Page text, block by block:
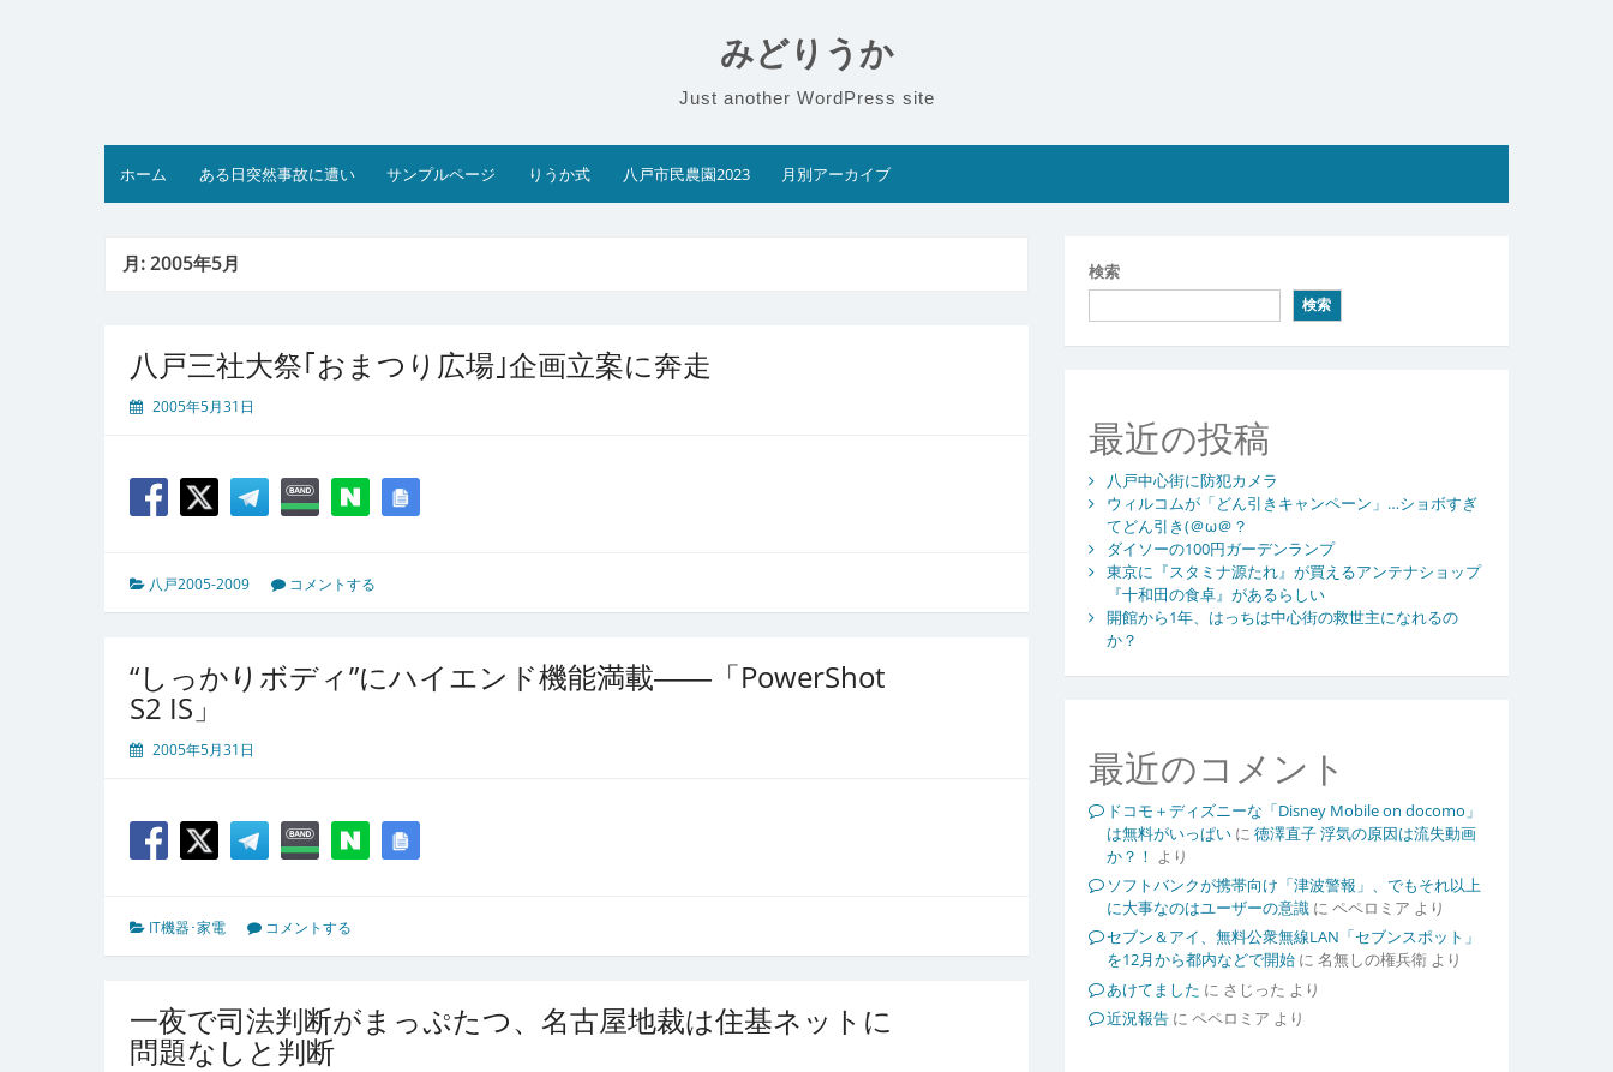
みどりうか
Just another WordPress site
ホーム ある日突然事故に遭い サンプルページ りうか式 八戸市民農園2023 月別アーカイブ
月:2005年5月
八戸三社大祭｢おまつり広場｣企画立案に奔走
2005年5月31日
八戸2005-2009 コメントする
“しっかりボディ”にハイエンド機能満載――「PowerShot
S2 IS」
2005年5月31日
IT機器･家電 コメントする
一夜で司法判断がまっぷたつ、名古屋地裁は住基ネットに
問題なしと判断
検索
検索
最近の投稿
八戸中心街に防犯カメラ
ウィルコムが「どん引きキャンペーン」…ショボすぎ
てどん引き(＠ω＠？
ダイソーの100円ガーデンランプ
東京に『スタミナ源たれ』が買えるアンテナショップ
『十和田の食卓』があるらしい
開館から1年、はっちは中心街の救世主になれるの
か？
最近のコメント
ドコモ＋ディズニーな「Disney Mobile on docomo」
は無料がいっぱいに 徳澤直子 浮気の原因は流失動画
か？！ より
ソフトバンクが携帯向け「津波警報」、でもそれ以上
に大事なのはユーザーの意識に ペペロミア より
セブン＆アイ、無料公衆無線LAN「セブンスポット」
を12月から都内などで開始に 名無しの権兵衛より
あけてました に さじった より
近況報告に ペペロミア より